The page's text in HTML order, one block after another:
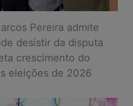
Pereira admite
desistir da disputa
crescimento do
eleições de 2026